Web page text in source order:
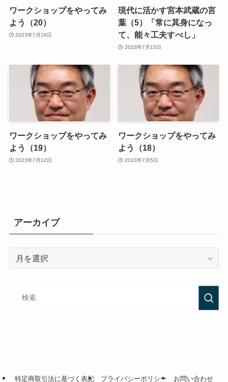
ワークショップをやってみ
よう（20）
2023年7月19日
現代に活かす宮本武蔵の言
葉（5）「常に其身になっ
て、能々工夫すべし」
2023年7月15日
ワークショップをやってみ
よう（19）
2023年7月12日
ワークショップをやってみ
よう（18）
2023年7月5日
アーカイブ
特定商取引法に基づく表記 プライバシーポリシー お問い合わせ